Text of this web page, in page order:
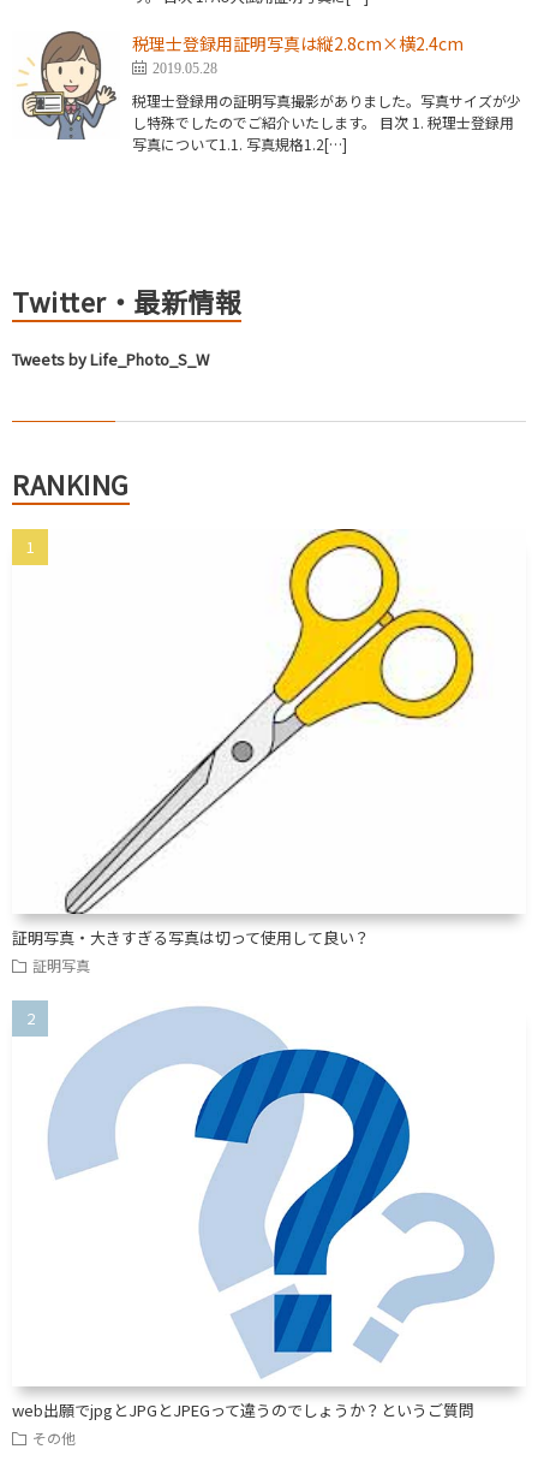
税理士登録用証明写真は縦2.8cm×横2.4cm
2019.05.28
税理士登録用の証明写真撮影がありました。写真サイズが少
し特殊でしたのでご紹介いたします。 目次 1. 税理士登録用
写真について1.1. 写真規格1.2[…]
Twitter・最新情報
Tweets by Life_Photo_S_W
RANKING
証明写真・大きすぎる写真は切って使用して良い？
証明写真
web出願でjpgとJPGとJPEGって違うのでしょうか？というご質問
その他